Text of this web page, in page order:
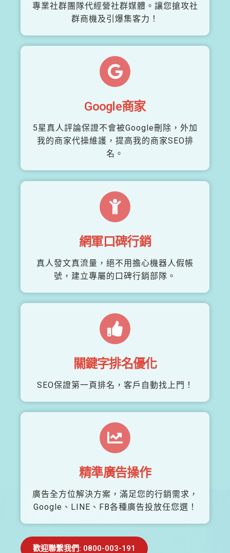
專業社群團隊代經營社群媒體。讓您搶攻社
群商機及引爆集客力！
Google商家
5星真人評論保證不會被Google刪除，外加
我的商家代操維護，提高我的商家SEO排
名。
網軍口碑行銷
真人發文真流量，絕不用擔心機器人假帳
號，建立專屬的口碑行銷部隊。
關鍵字排名優化
SEO保證第一頁排名，客戶自動找上門！
精準廣告操作
廣告全方位解決方案，滿足您的行銷需求，
Google、LINE、FB各種廣告投放任您選！
歡迎聯繫我們: 0800-003-191